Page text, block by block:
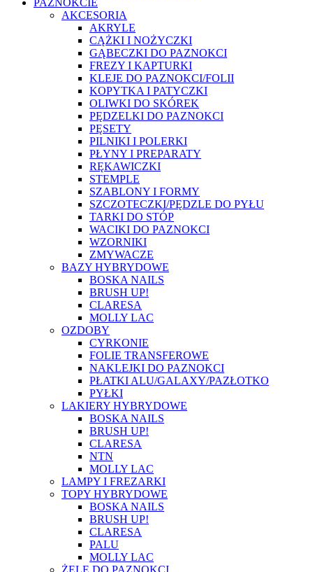
AKCESORIA
AKRYLE
CĄŻKI I NOŻYCZKI
GĄBECZKI DO PAZNOKCI
FREZY I KAPTURKI
KLEJE DO PAZNOKCI/FOLII
KOPYTKA I PATYCZKI
OLIWKI DO SKÓREK
PĘDZELKI DO PAZNOKCI
PĘSETY
PILNIKI I POLERKI
PŁYNY I PREPARATY
RĘKAWICZKI
STEMPLE
SZABLONY I FORMY
SZCZOTECZKI/PĘDZLE DO PYŁU
TARKI DO STÓP
WACIKI DO PAZNOKCI
WZORNIKI
ZMYWACZE
BAZY HYBRYDOWE
BOSKA NAILS
BRUSH UP!
CLARESA
MOLLY LAC
OZDOBY
CYRKONIE
FOLIE TRANSFEROWE
NAKLEJKI DO PAZNOKCI
PŁATKI ALU/GALAXY/PAZŁOTKO
PYŁKI
LAKIERY HYBRYDOWE
BOSKA NAILS
BRUSH UP!
CLARESA
NTN
MOLLY LAC
LAMPY I FREZARKI
TOPY HYBRYDOWE
BOSKA NAILS
BRUSH UP!
CLARESA
PALU
MOLLY LAC
ŻELE DO PAZNOKCI